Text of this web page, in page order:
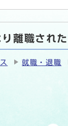
離職され
就職・退職